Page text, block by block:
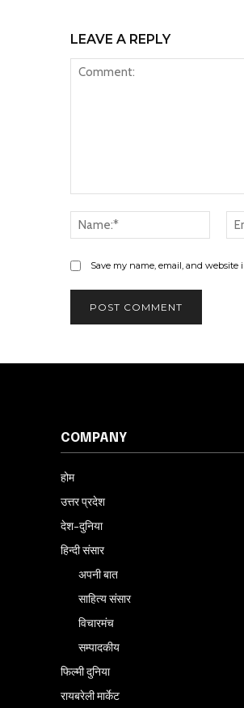
LEAVE A REPLY
Name:*
Save my name, email, and
COMPANY
होम
उत्तर प्रदेश
देश-दुनिया
हिन्दी संसार
अपनी बात
साहित्य संसार
विचारमंच
सम्पादकीय
फिल्मी दुनिया
रायबरेली मार्केट